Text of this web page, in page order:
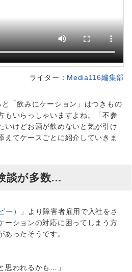
ライター： Media116編集部
「飲みにケーション」はつきもの
もいらっしゃいますよね。「不参
いけどお酒が飲めないと気が引け
てケースごとに紹介していきま
談が多数…
ー）
」より障害者雇用で入社をさ
ーションの対応に困ってしまう方
ったそうです。
思われるかも…」